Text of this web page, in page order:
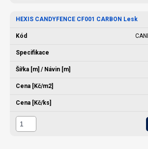
HEXIS CANDYFENCE CF001 CARBON Lesk